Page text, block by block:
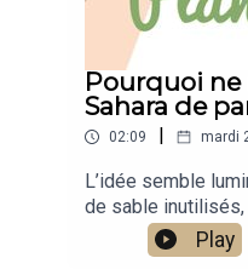
Pourquoi ne
Sahara de
02:09 | mardi
L’idée semble
de sable
besoin urgent
malgré ce
Play